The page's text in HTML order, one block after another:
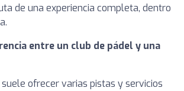
de una experiencia completa, dentro
entre un club de pádel y una
ofrecer varias pistas y servicios